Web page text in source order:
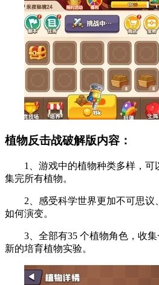
植物反击战破解版内容：
1、游戏中的植物种类多样，可
集完所有植物。
2、感受科学世界更加不可思议
如何演变。
3、全部有35 个植物角色，收集
新的培育植物实验。